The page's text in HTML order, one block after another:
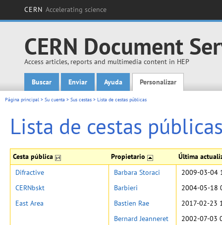
CERN Accelerating science
CERN Document
Access articles, reports and multimedia content in HEP
Main menu
Buscar Enviar Ayuda Personalizar
Página principal > Su cuenta > Sus cestas > Lista de cestas públicas
Lista de cestas
Cesta pública Propietario Última
Difractive Barbara Storaci
2009-03-04
CERNbskt
Barbieri
2004-05-18
East Area
Bastien Rae
2017-02-23
Bernard Jeanneret
2002-07-03